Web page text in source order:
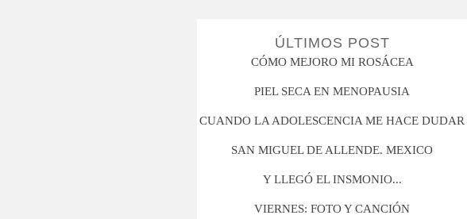
ÚLTIMOS POST
CÓMO MEJORO MI ROSÁCEA
PIEL SECA EN MENOPAUSIA
CUANDO LA ADOLESCENCIA ME HACE DUDAR
SAN MIGUEL DE ALLENDE. MEXICO
Y LLEGÓ EL INSMONIO...
VIERNES: FOTO Y CANCIÓN